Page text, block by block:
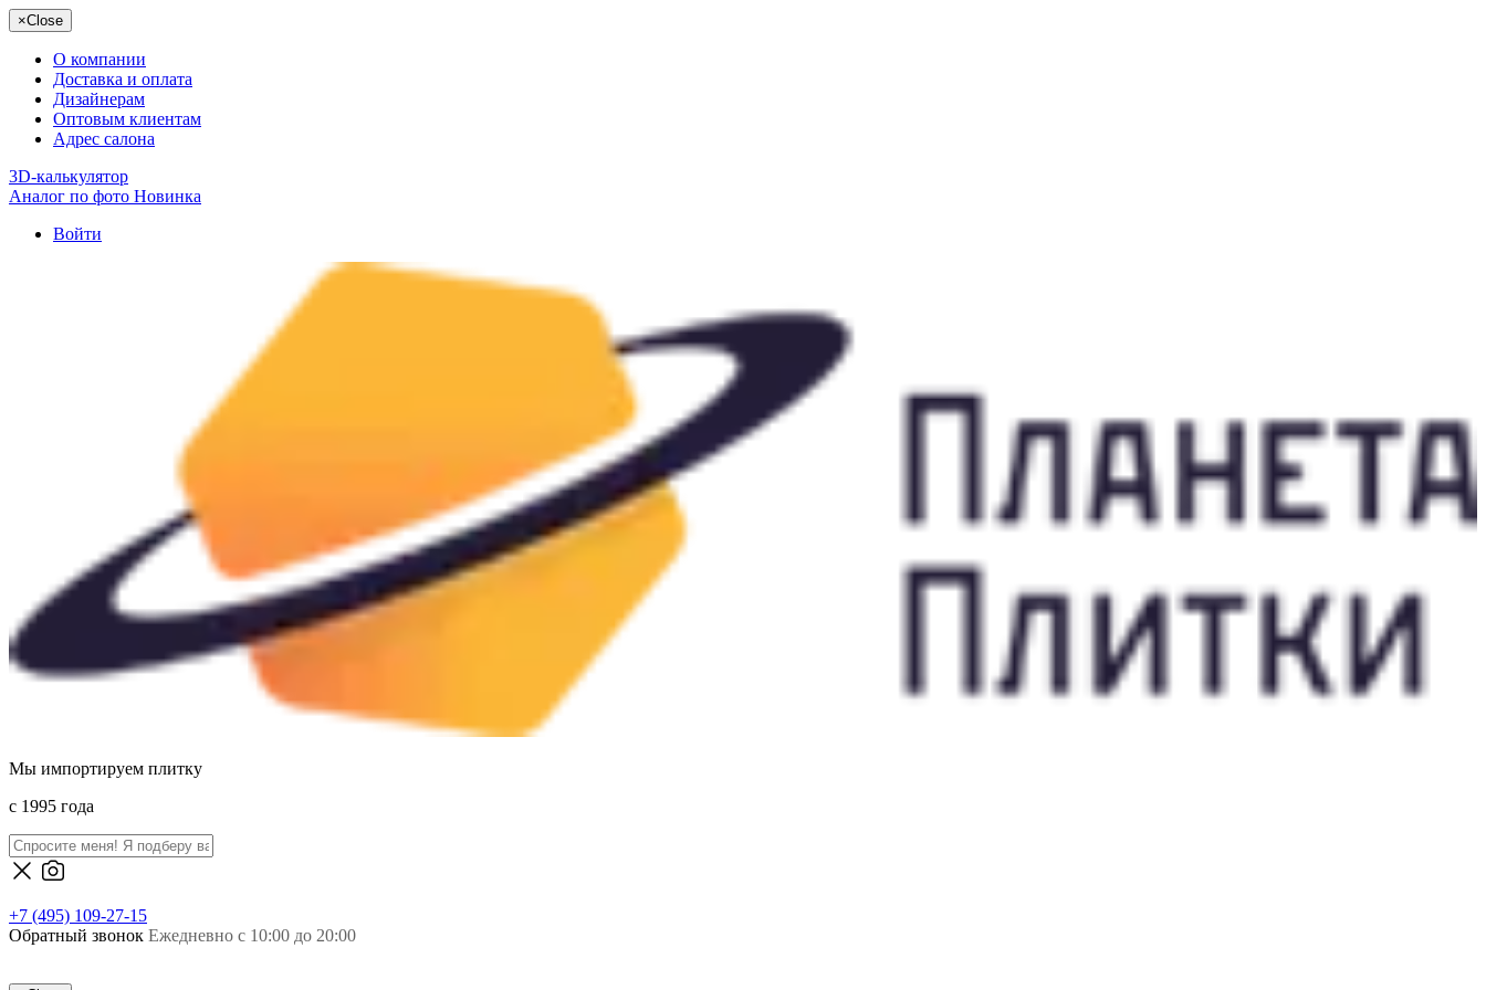
×Close
О компании
Доставка и оплата
Дизайнерам
Оптовым клиентам
Адрес салона
3D-калькулятор
Аналог по фото Новинка
Войти
Мы импортируем плитку
c 1995 года
+7 (495) 109-27-15
Обратный звонок Ежедневно с 10:00 до 20:00